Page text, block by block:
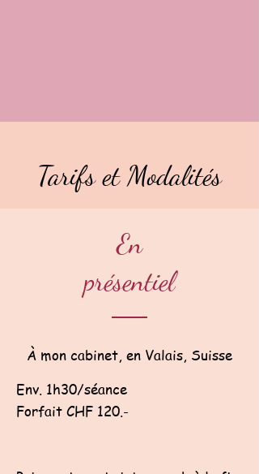
Tarifs et Modalités
En
présentiel
À mon cabinet, en Valais, Suisse
Env. 1h30/séance
Forfait CHF 120.-